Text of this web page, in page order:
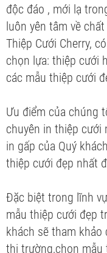
độc đáo , mới lạ
luôn yên tâm về
Thiệp Cưới Cherry,
chọn lựa: thiệp cưới
các mẫu thiệp cưới
Ưu điểm của chúng
chuyên in thiệp cưới
in gấp của Quý
thiệp cưới đẹp nhất
Đặc biệt trong lĩnh
mẫu thiệp cưới đẹp
khách sẽ tham
thị trường,chọn mẫu